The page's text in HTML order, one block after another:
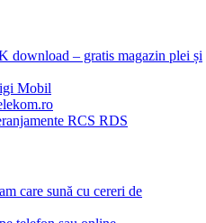
download – gratis magazin plei și
Mobil
RCS RDS
care sună cu cereri de